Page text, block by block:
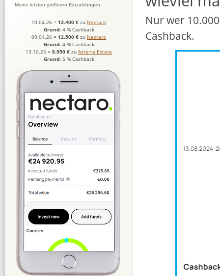
Nur wer
Cashback.
Meine letzten größeren Einzahlungen
10.04.26 = 12.400 € zu Nectaro
Grund: 4 % Cashback
09.04.26 = 12.500 € zu Nectaro
Grund: 4 % Cashback
13.10.25 = 8.550 € zu Asterra Estate
Grund: 5 % Cashback